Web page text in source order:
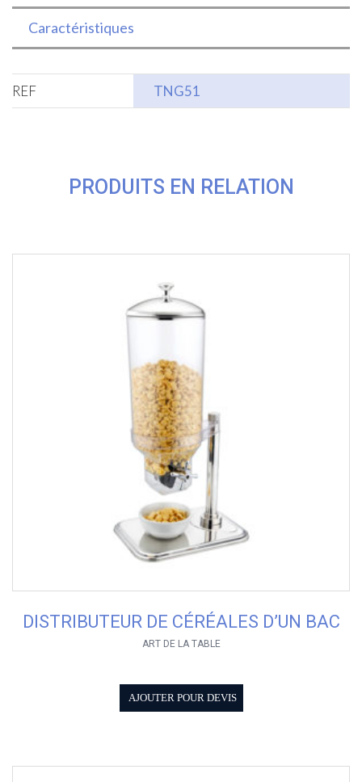
Caractéristiques
REF TNG51
PRODUITS EN RELATION
DISTRIBUTEUR DE CÉRÉALES D’UN BAC
ART DE LA TABLE
AJOUTER POUR DEVIS